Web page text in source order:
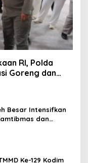
RI, Polda
Goreng dan
Besar Intensifkan
dan
Ke-129 Kodim